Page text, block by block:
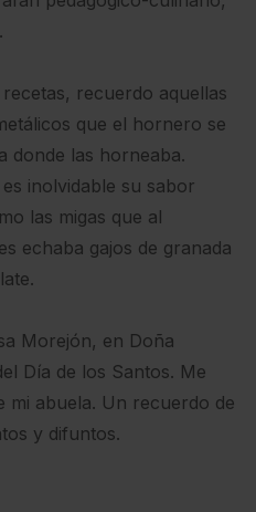
recuerdo aquellas
que el hornero se
donde las horneaba.
inolvidable su sabor
las migas que al
echaba gajos de granada
Morejón, en Doña
Día de los Santos. Me
mi abuela. Un recuerdo de
y difuntos.